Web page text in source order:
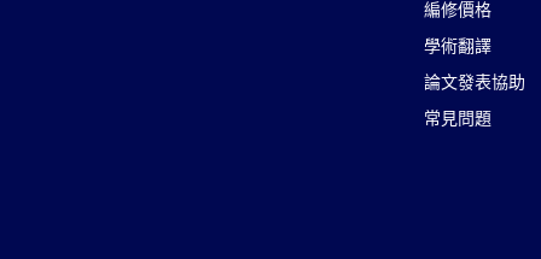
編修價格
學術翻譯
論文發表協助
常見問題